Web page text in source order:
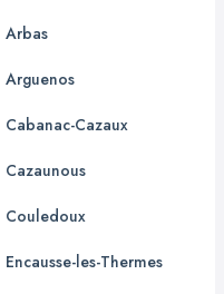
Arbas
Arguenos
Cabanac-Cazaux
Cazaunous
Couledoux
Encausse-les-Thermes